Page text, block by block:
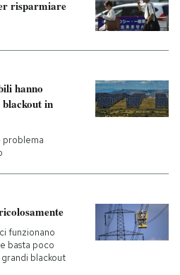
risparmiare
hanno
in
problema
funzionano
basta poco
blackout